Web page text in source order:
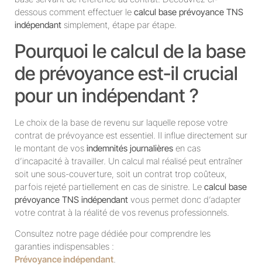
dessous comment effectuer le calcul base prévoyance TNS
indépendant simplement, étape par étape.
Pourquoi le calcul de la base
de prévoyance est-il crucial
pour un indépendant ?
Le choix de la base de revenu sur laquelle repose votre
contrat de prévoyance est essentiel. Il influe directement sur
le montant de vos indemnités journalières en cas
d’incapacité à travailler. Un calcul mal réalisé peut entraîner
soit une sous-couverture, soit un contrat trop coûteux,
parfois rejeté partiellement en cas de sinistre. Le calcul base
prévoyance TNS indépendant vous permet donc d’adapter
votre contrat à la réalité de vos revenus professionnels.
Consultez notre page dédiée pour comprendre les
garanties indispensables :
Prévoyance indépendant.